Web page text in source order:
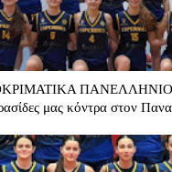
ΠΑΝΕΛΛΗΝΙΟΥ
μας κόντρα στον